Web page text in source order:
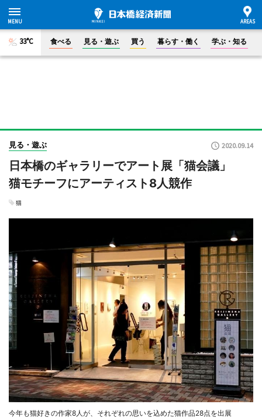
33°C 食べる 見る・遊ぶ 買う 暮らす・働く 学ぶ・知る
見る・遊ぶ 2020.09.14
日本橋のギャラリーでアート展「猫会議」
猫モチーフにアーティスト8人競作
猫
今年も猫好きの作家8人が、それぞれの思いを込めた猫作品28点を出展